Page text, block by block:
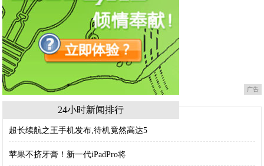
广告
24小时新闻排行
超长续航之王手机发布,待机竟然高达5
苹果不挤牙膏！新一代iPadPro将